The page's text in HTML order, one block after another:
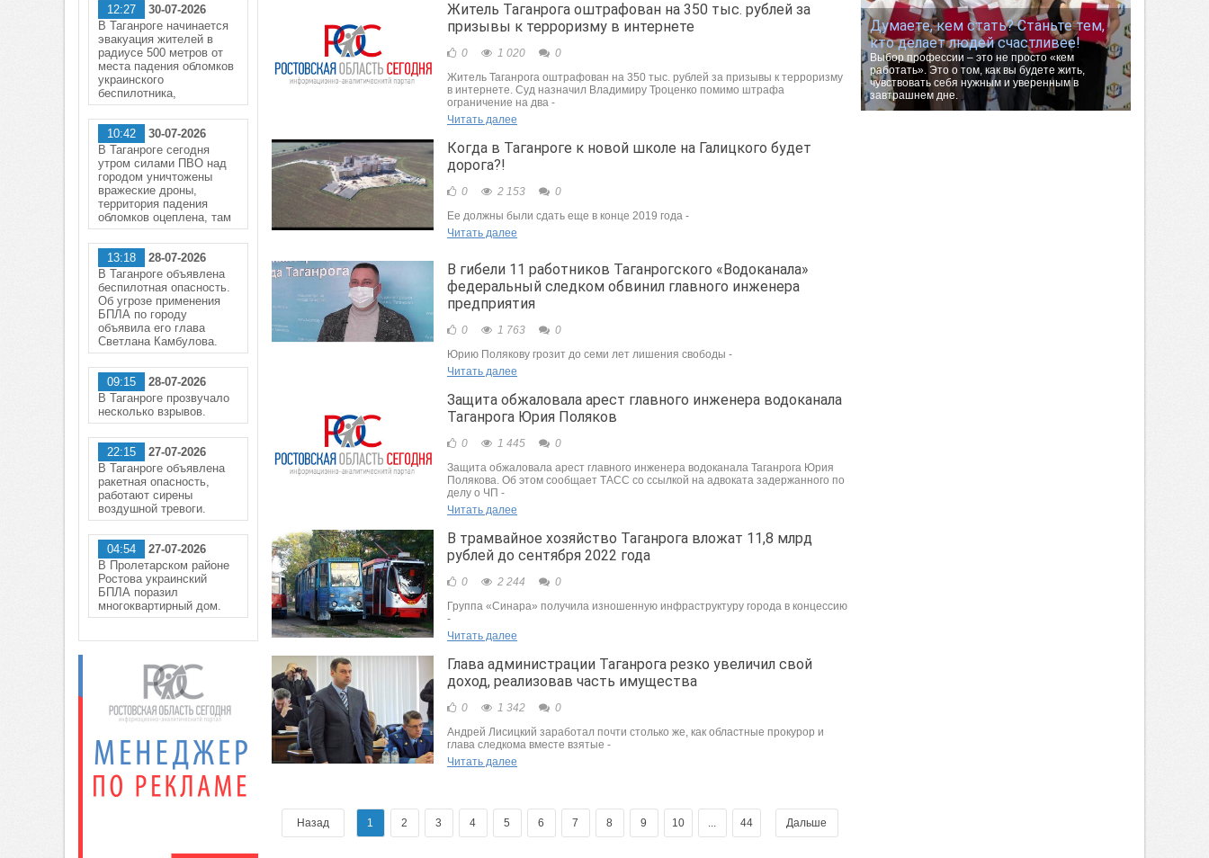
Житель Таганрога оштрафован на 350 тыс. рублей за
призывы к терроризму в интернете
0 1 020
0
Житель Таганрога оштрафован на 350 тыс. рублей за призывы к терроризму
в интернете. Суд назначил Владимиру Троценко помимо штрафа
ограничение на два -
Читать далее
Когда в Таганроге к новой школе на Галицкого будет
дорога?!
0 2 153
0
Ее должны были сдать еще в конце 2019 года -
Читать далее
В гибели 11 работников Таганрогского «Водоканала»
федеральный следком обвинил главного инженера
предприятия
0 1 763
0
Юрию Полякову грозит до семи лет лишения свободы -
Читать далее
Защита обжаловала арест главного инженера водоканала
Таганрога Юрия Поляков
0 1 445
0
Защита обжаловала арест главного инженера водоканала Таганрога Юрия
Полякова. Об этом сообщает ТАСС со ссылкой на адвоката задержанного по
делу о ЧП -
Читать далее
В трамвайное хозяйство Таганрога вложат 11,8 млрд
рублей до сентября 2022 года
0 2 244
0
Группа «Синара» получила изношенную инфраструктуру города в концессию
-
Читать далее
Глава администрации Таганрога резко увеличил свой
доход, реализовав часть имущества
0 1 342
0
Андрей Лисицкий заработал почти столько же, как областные прокурор и
глава следкома вместе взятые -
Читать далее
Назад 1 2 3 4 5 6 7 8 9 10 ... 44 Дальше
Думаете, кем стать? Станьте тем,
кто делает людей счастливее!
Выбор профессии – это не просто «кем
работать». Это о том, как вы будете жить,
чувствовать себя нужным и уверенным в
завтрашнем дне.
12:27
30-07-2026
В Таганроге начинается
эвакуация жителей в
радиусе 500 метров от
места падения обломков
украинского
беспилотника,
10:42
30-07-2026
В Таганроге сегодня
утром силами ПВО над
городом уничтожены
вражеские дроны,
территория падения
обломков оцеплена, там
13:18
28-07-2026
В Таганроге объявлена
беспилотная опасность.
Об угрозе применения
БПЛА по городу
объявила его глава
Светлана Камбулова.
09:15
28-07-2026
В Таганроге прозвучало
несколько взрывов.
22:15
27-07-2026
В Таганроге объявлена
ракетная опасность,
работают сирены
воздушной тревоги.
04:54
27-07-2026
В Пролетарском районе
Ростова украинский
БПЛА поразил
многоквартирный дом.